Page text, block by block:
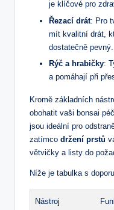
je klíčové pro
Řezací drát: Pro
mít kvalitní drát,
⁤dostatečně pevný.
Rýč a hrabičky:
a pomáhají při
Kromě základních
obohatit vaši bonsai
jsou ideální pro
zatímco držení prstů
větvičky a listy do
Níže je tabulka s
Nástroj